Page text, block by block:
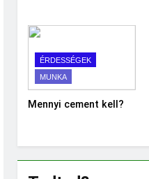
ÉRDESSÉGEK
MUNKA
Mennyi cement kell?